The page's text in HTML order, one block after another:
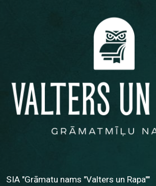
SIA "Grāmatu nams "Valters un Rapa""